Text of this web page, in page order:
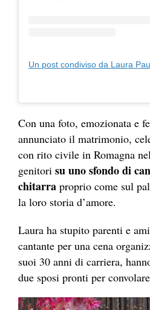
Un post condiviso da Laura
Con una foto, emozionata e
annunciato il matrimonio,
con rito civile in Romagna
genitori su uno sfondo di
chitarra proprio come sul
la loro storia d’amore.
Laura ha stupito parenti e
cantante per una cena
suoi 30 anni di carriera,
due sposi pronti per